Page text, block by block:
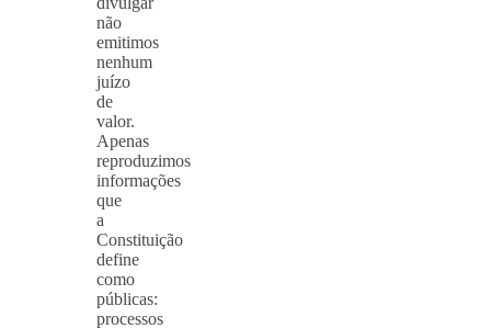
não
emitimos
nenhum
juízo
de
valor.
Apenas
reproduzimos
informações
que
a
Constituição
define
como
públicas:
processos